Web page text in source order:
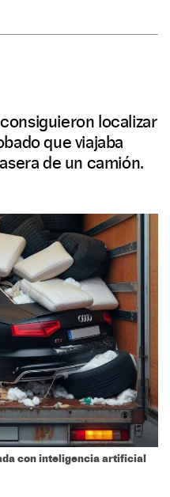
localizar
que viajaba
de un camión.
con inteligencia artificial